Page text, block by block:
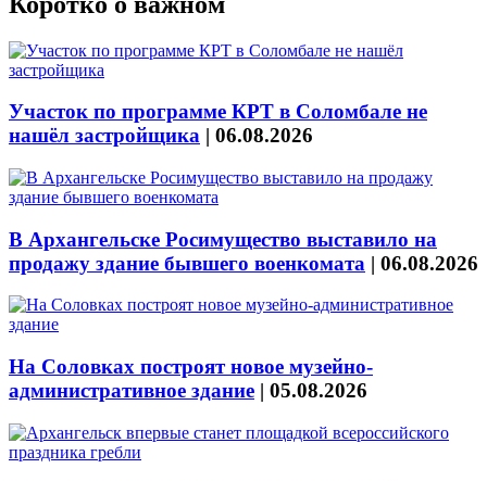
Участок по программе КРТ в Соломбале не
нашёл застройщика | 06.08.2026
В Архангельске Росимущество выставило на
продажу здание бывшего военкомата | 06.08.2026
На Соловках построят новое музейно-
административное здание | 05.08.2026